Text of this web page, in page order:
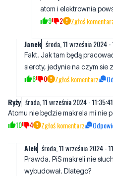
Janek środa, 11 września 2024 -
Fakt. Jak tam będą
6 0 Zgłoś komentarz
środa, 11 września 2024 - 11:35:41
Atomu nie będzie makrela mi nie
AIek środa, 11 września 2024 -
Prawda. PiS makreli nie
1 11 Zgłoś komentarz
Tomasz środa, 11 września